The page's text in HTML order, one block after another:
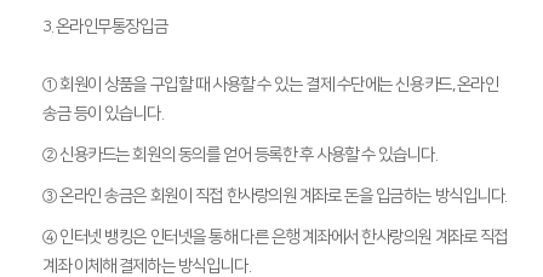
3. 온라인무통장입금
① 회원이 상품을 구입할 때 사용할 수 있는 결제 수단에는 신용카드, 온라인
송금 등이 있습니다.
② 신용카드는 회원의 동의를 얻어 등록한 후 사용할 수 있습니다.
③ 온라인 송금은 회원이 직접 한사랑의원 계좌로 돈을 입금하는 방식입니다.
④ 인터넷 뱅킹은 인터넷을 통해 다른 은행 계좌에서 한사랑의원 계좌로 직접
계좌 이체해 결제하는 방식입니다.